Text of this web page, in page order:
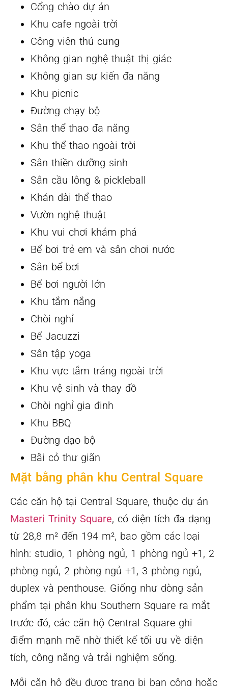
Cổng chào dự án
Khu cafe ngoài trời
Công viên thú cưng
Không gian nghệ thuật thị giác
Không gian sự kiến đa năng
Khu picnic
Đường chạy bộ
Sân thể thao đa năng
Khu thể thao ngoài trời
Sân thiền dưỡng sinh
Sân cầu lông & pickleball
Khán đài thể thao
Vườn nghệ thuật
Khu vui chơi khám phá
Bể bơi trẻ em và sân chơi nước
Sân bể bơi
Bể bơi người lớn
Khu tắm nắng
Chòi nghỉ
Bể Jacuzzi
Sân tập yoga
Khu vực tắm tráng ngoài trời
Khu vệ sinh và thay đồ
Chòi nghỉ gia đinh
Khu BBQ
Đường dạo bộ
Bãi cỏ thư giãn
Mặt bằng phân khu Central Square
Các căn hộ tại Central Square, thuộc dự án
Masteri Trinity Square, có diện tích đa dạng
từ 28,8 m² đến 194 m², bao gồm các loại
hình: studio, 1 phòng ngủ, 1 phòng ngủ +1, 2
phòng ngủ, 2 phòng ngủ +1, 3 phòng ngủ,
duplex và penthouse. Giống như dòng sản
phẩm tại phân khu Southern Square ra mắt
trước đó, các căn hộ Central Square ghi
điểm mạnh mẽ nhờ thiết kế tối ưu về diện
tích, công năng và trải nghiệm sống.
Mỗi căn hộ đều được trang bị ban công hoặc